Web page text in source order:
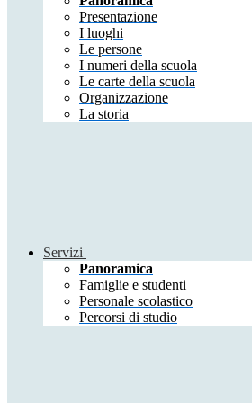
Presentazione
I luoghi
Le persone
I numeri della scuola
Le carte della scuola
Organizzazione
La storia
Servizi
Panoramica
Famiglie e studenti
Personale scolastico
Percorsi di studio